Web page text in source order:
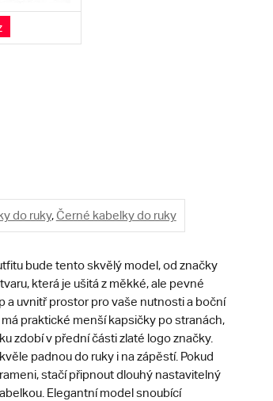
do ruky,Černé kabelky do ruky
bude tento skvělý model, od značky
která je ušitá z měkké, ale pevné
a uvnitř prostor pro vaše nutnosti a boční
praktické menší kapsičky po stranách,
zdobí v přední části zlaté logo značky.
padnou do ruky i na zápěstí. Pokud
stačí připnout dlouhý nastavitelný
Elegantní model snoubící